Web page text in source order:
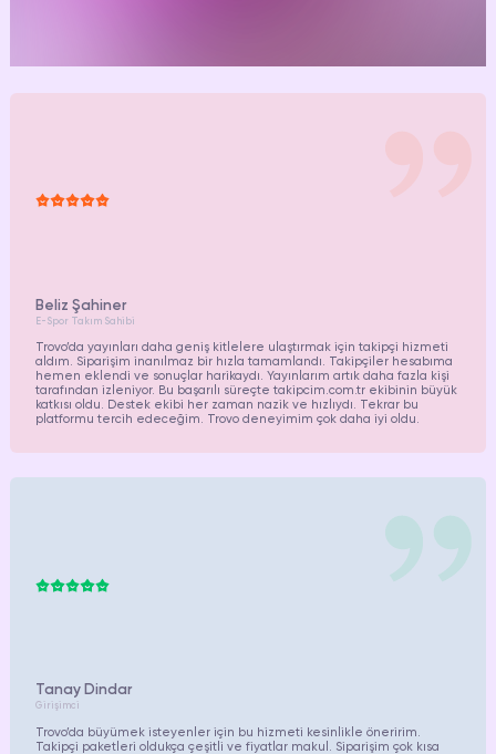
Beliz Şahiner
E-Spor Takım Sahibi
Trovo’da yayınları daha geniş kitlelere ulaştırmak için takipçi hizmeti
aldım. Siparişim inanılmaz bir hızla tamamlandı. Takipçiler hesabıma
hemen eklendi ve sonuçlar harikaydı. Yayınlarım artık daha fazla kişi
tarafından izleniyor. Bu başarılı süreçte takipcim.com.tr ekibinin büyük
katkısı oldu. Destek ekibi her zaman nazik ve hızlıydı. Tekrar bu
platformu tercih edeceğim. Trovo deneyimim çok daha iyi oldu.
Tanay Dindar
Girişimci
Trovo’da büyümek isteyenler için bu hizmeti kesinlikle öneririm.
Takipçi paketleri oldukça çeşitli ve fiyatlar makul. Siparişim çok kısa